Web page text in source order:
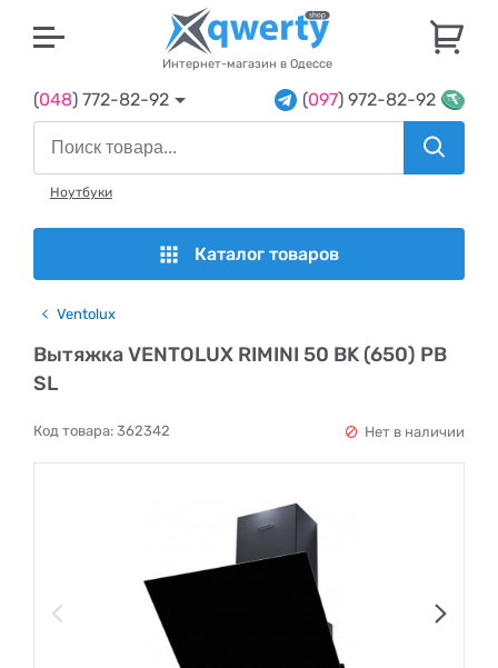
Интернет-магазин в Одессе
(048) 772-82-92 (097) 972-82-92
Ноутбуки
Каталог товаров
Ventolux
Вытяжка VENTOLUX RIMINI 50 BK (650) PB
SL
Код товара: 362342 Нет в наличии